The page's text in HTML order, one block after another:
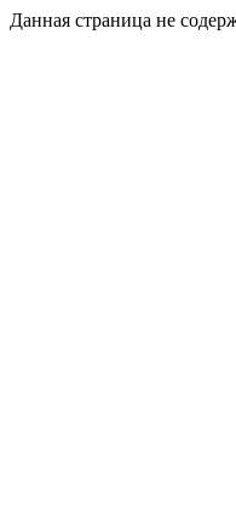
Данная страница не